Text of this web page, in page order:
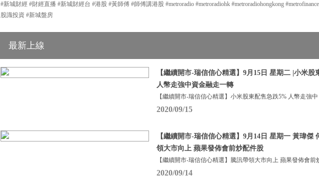
#新城財經 #財經直播 #新城財經台 #港股 #黃師傅 #師傅講港股 #metroradio #metroradiohk #metroradiohongkong
股識投資 #新城盤房
最新上線
【繼續開市-瑞信信心精選】9月15日 星期二 |小米股
人幣走強中資金融走一轉
【繼續開市-瑞信信心精選】小米股東配售急跌5% 人幣走強中
2020/09/15
【繼續開市-瑞信信心精選】9月14日 星期一 黃瑋傑
領大市向上 蘋果發佈會前炒配件股
【繼續開市-瑞信信心精選】騰訊帶領大市向上 蘋果發佈會前
2020/09/14